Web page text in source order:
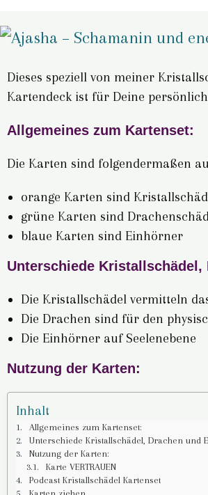
Dieses speziell von meiner
Kartendeck ist für Deine
Allgemeines zum Kartenset:
Die Karten sind folgendermaßen
orange Karten sind
grüne Karten sind
blaue Karten sind Einhörner
Unterschiede Kristallschädel,
Die Kristallschädel vermitteln
Die Drachen sind für den
Die Einhörner auf Seelenebene
Nutzung der Karten:
Inhalt
Allgemeines zum Kartenset:
Unterschiede Kristallschädel, Drachen und
Nutzung der Karten:
Karte VERTRAUEN
Podcast Kristallschädel Kartenset